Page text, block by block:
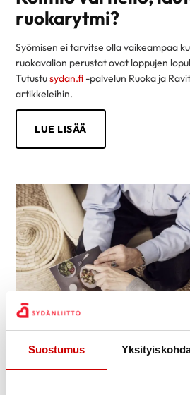
Suostumus
ruokarytmi?
Syömisen ei tarvitse olla vaikeampaa
ruokavalion perustat ovat loppujen
Tutustusydan.fi -palvelun Ruoka ja
artikkeleihin.
LUE LISÄÄ